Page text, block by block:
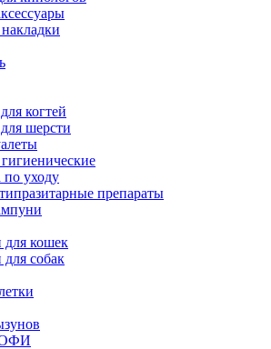
когтей
шерсти
по уходу
препараты
кошек
собак